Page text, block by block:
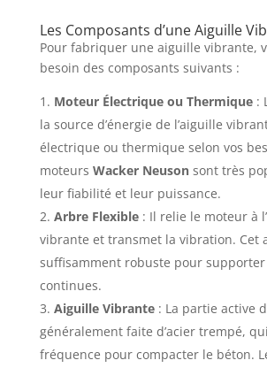
Les Composants d’une Aiguille
Pour fabriquer une aiguille vibrante,
besoin des composants suivants :
Moteur Électrique ou Thermique:
la source d’énergie de l’aiguille
électrique ou thermique selon vos
moteurs Wacker Neusonsont très
leur fiabilité et leur puissance.
Arbre Flexible: Il relie le moteur à
vibrante et transmet la vibration. Cet
suffisamment robuste pour
continues.
Aiguille Vibrante: La partie active
généralement faite d’acier trempé,
fréquence pour compacter le béton.